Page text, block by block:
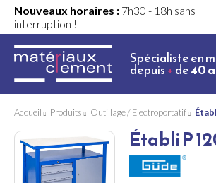
Nouveaux horaires : 7h30 - 18h sans
interruption !
Spécialiste en
depuis+de40
Accueil Produits Outillage / Electroportatif
Établi P